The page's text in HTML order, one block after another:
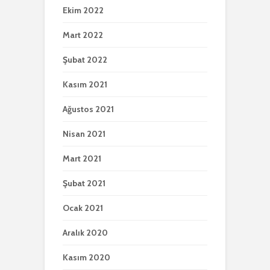
Ekim 2022
Mart 2022
Şubat 2022
Kasım 2021
Ağustos 2021
Nisan 2021
Mart 2021
Şubat 2021
Ocak 2021
Aralık 2020
Kasım 2020